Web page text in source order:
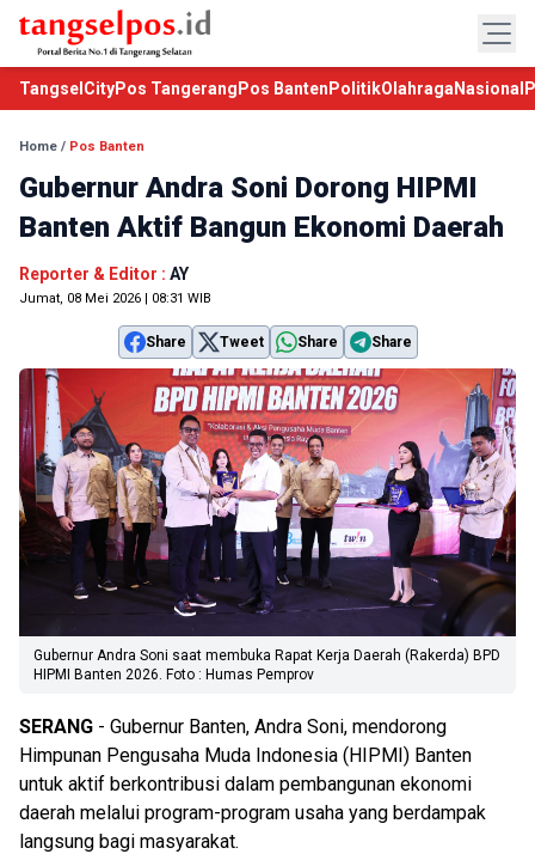
TangselCityPos Tangerang Pos Banten PolitikOlahraga Nasional
Home / Pos Banten
Gubernur Andra Soni Dorong HIPMI
Banten Aktif Bangun Ekonomi Daerah
Reporter & Editor : AY
Jumat, 08 Mei 2026 | 08:31 WIB
Share Tweet Share Share
Gubernur Andra Soni saat membuka Rapat Kerja Daerah (Rakerda) BPD
HIPMI Banten 2026. Foto : Humas Pemprov
SERANG - Gubernur Banten, Andra Soni, mendorong
Himpunan Pengusaha Muda Indonesia (HIPMI) Banten
untuk aktif berkontribusi dalam pembangunan ekonomi
daerah melalui program-program usaha yang berdampak
langsung bagi masyarakat.